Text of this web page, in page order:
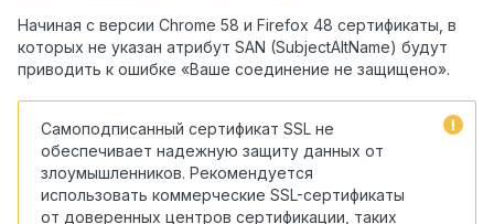
Начиная с версии Chrome 58 и Firefox 48 сертификаты, в
которых не указан атрибут SAN (SubjectAltName) будут
приводить к ошибке «Ваше соединение не защищено».
Самоподписанный сертификат SSL не
обеспечивает надежную защиту данных от
злоумышленников. Рекомендуется
использовать коммерческие SSL-сертификаты
от доверенных центров сертификации, таких